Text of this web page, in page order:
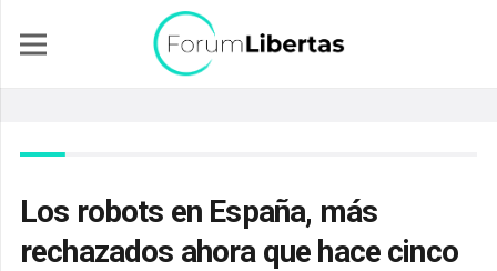
Los robots en España, más
rechazados ahora que hace cinco